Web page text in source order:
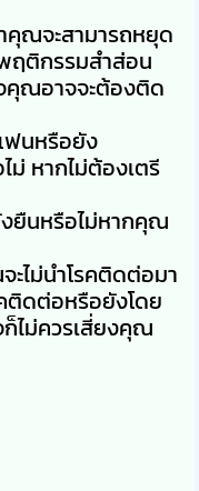
คุณจะสามารถหยุด
ฤติกรรมสำส่อน
คุณอาจจะต้องติด
ฟนหรือยัง
หากไม่ต้องเตรี
ยืนหรือไม่หากคุณ
ไม่นำโรคติดต่อมา
ติดต่อหรือยังโดย
ก็ไม่ควรเสี่ยงคุณ